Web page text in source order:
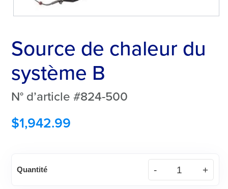
Source de chaleur du
système B
N° d’article #824-500
$1,942.99
de
Quantité